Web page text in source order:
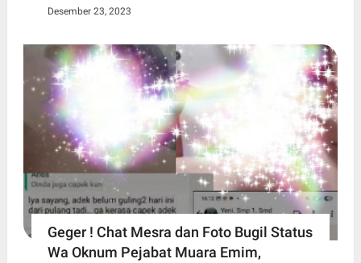
Desember 23, 2023
Geger ! Chat Mesra dan Foto Bugil Status
Wa Oknum Pejabat Muara Emim,